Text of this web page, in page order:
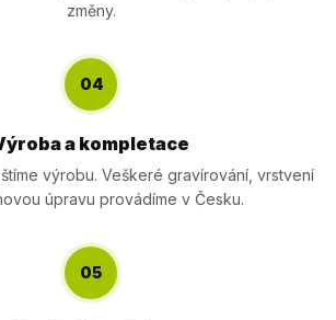
změny.
04
a kompletace
výrobu. Veškeré gravírování, vrstvení
úpravu provádíme v Česku.
05